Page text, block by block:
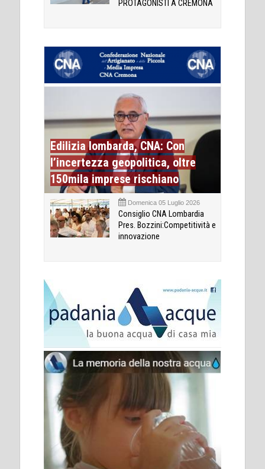
PROTAGONISTI A CREMONA
Edilizia lombarda, CNA: Con
l’incertezza geopolitica, oltre
150mila imprese rischiano
Domenica 05 Luglio 2026
Consiglio CNA Lombardia
Pres. Bozzini:Competitività e
innovazione